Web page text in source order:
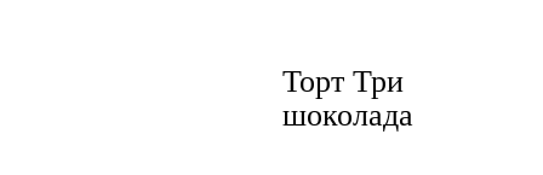
Торт Три
шоколада